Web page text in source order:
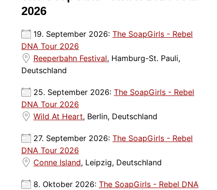
2026
19. September 2026: The SoapGirls - Rebel
DNA Tour 2026
Reeperbahn Festival, Hamburg-St. Pauli,
Deutschland
25. September 2026: The SoapGirls - Rebel
DNA Tour 2026
Wild At Heart, Berlin, Deutschland
27. September 2026: The SoapGirls - Rebel
DNA Tour 2026
Conne Island, Leipzig, Deutschland
8. Oktober 2026: The SoapGirls - Rebel DNA